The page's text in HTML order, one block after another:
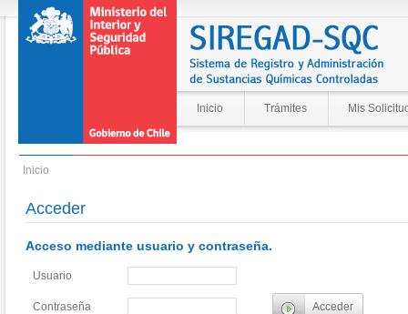
Inicio Trámites Mis
Inicio
Acceder
Acceso mediante usuario y contraseña.
Usuario
Contraseña